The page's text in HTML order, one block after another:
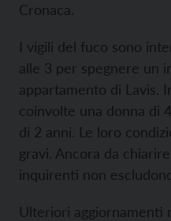
Cronaca.
I vigili del fuco sono
alle 3 per spegnere un
appartamento di Lavis.
coinvolte una donna di
di 2 anni. Le loro
gravi. Ancora da
inquirenti non
Ulteriori aggiornamenti